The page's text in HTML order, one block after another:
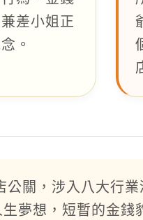
差小姐正
。
公關，涉入八大行
夢想，短暫的金